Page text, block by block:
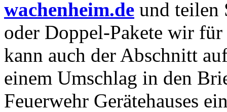
wachenheim.de und teilen
oder Doppel-Pakete wir
kann auch der Abschnitt
einem Umschlag in den
Feuerwehr Gerätehauses